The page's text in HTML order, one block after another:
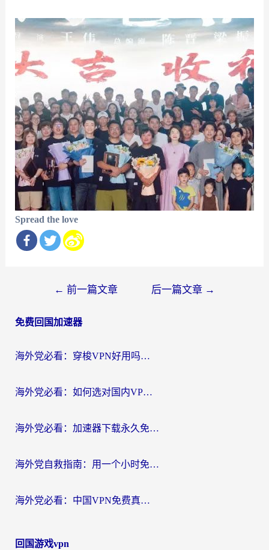
Spread the love
导
← 前一篇文章 后一篇文章 →
免费回国加速器
海外党必看：穿梭VPN好用吗？和云帆VPN对比哪个回国效果更好？附真实测评+避坑指南
海外党必看：如何选对国内VPN，实现无缝访问国内资源？
海外党必看：加速器下载永久免费版真的存在吗？教你无缝访问国内资源的正确姿势
海外党自救指南：用一个小时免费加速器，轻松打破国内资源访问壁垒？
海外党必看：中国VPN免费真的靠谱吗？手把手教你选对回国加速器
回国游戏vpn